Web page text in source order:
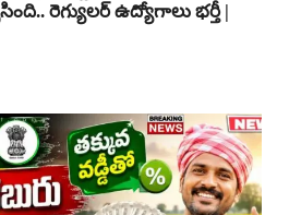
రెగ్యులర్ ఉద్యోగాలు భర్తీ |